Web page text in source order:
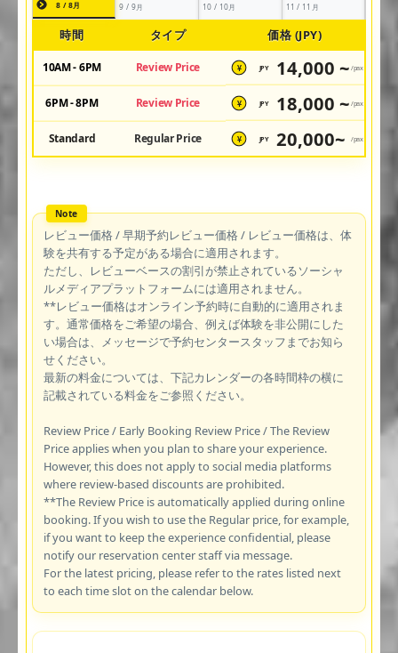
8 / 8月 9 / 9月 10 / 10月 11 / 11月
時間 タイプ 価格 (JPY)
10AM - 6PM Review Price ¥ JPY 14,000 ~ /pax
6PM - 8PM Review Price ¥ JPY 18,000 ~ /pax
Standard Regular Price ¥ JPY 20,000~ /pax
レビュー価格 / 早期予約レビュー価格 / レビュー価格は、体
験を共有する予定がある場合に適用されます。
ただし、レビューベースの割引が禁止されているソーシャ
ルメディアプラットフォームには適用されません。
**レビュー価格はオンライン予約時に自動的に適用されま
す。通常価格をご希望の場合、例えば体験を非公開にした
い場合は、メッセージで予約センタースタッフまでお知ら
せください。
最新の料金については、下記カレンダーの各時間枠の横に
記載されている料金をご参照ください。
Review Price / Early Booking Review Price / The Review
Price applies when you plan to share your experience.
However, this does not apply to social media platforms
where review-based discounts are prohibited.
**The Review Price is automatically applied during online
booking. If you wish to use the Regular price, for example,
if you want to keep the experience confidential, please
notify our reservation center staff via message.
For the latest pricing, please refer to the rates listed next
to each time slot on the calendar below.